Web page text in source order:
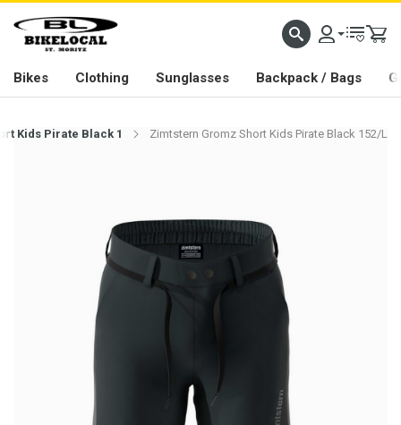
PASSION IN ALL WE DO
Bikes Clothing Sunglasses Backpack / Bags
Kids Pirate Black 1 Zimtstern Gromz Short Kids Pirate Black 152/L